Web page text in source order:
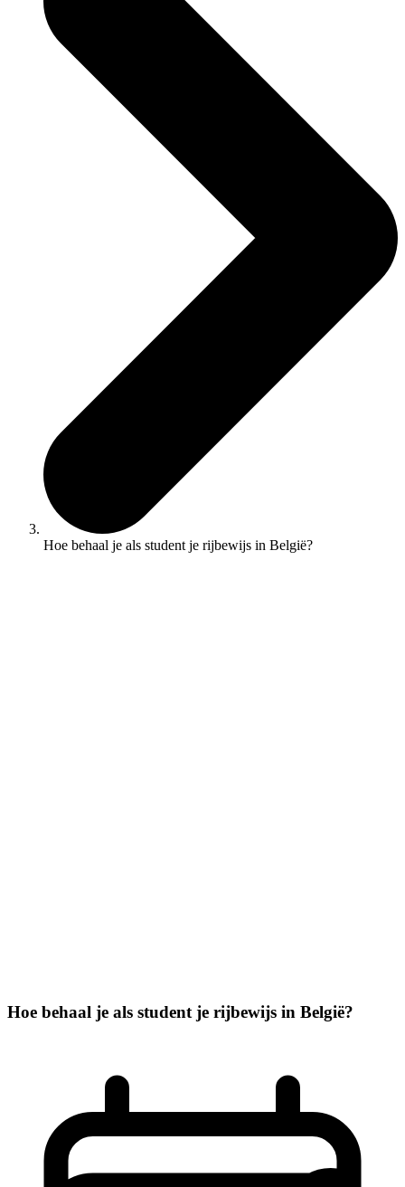
Hoe behaal je als student je rijbewijs in België?
Hoe behaal je als student je rijbewijs in België?